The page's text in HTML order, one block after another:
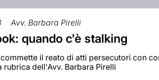
Avv. Barbara Pirelli
quando c'è stalking
il reato di atti persecutori con
rubrica dell'Avv. Barbara Pirelli